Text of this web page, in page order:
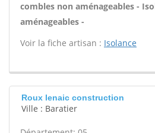
combles non aménageables -
aménageables -
Voir la fiche artisan : Isolance
Roux lenaic construction
Ville : Baratier